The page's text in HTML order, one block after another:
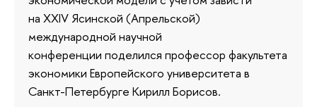
на XXIV Ясинской (Апрельской)
международной научной
конференции поделился профессор факультета
экономики Европейского университета в
Санкт-Петербурге Кирилл Борисов.